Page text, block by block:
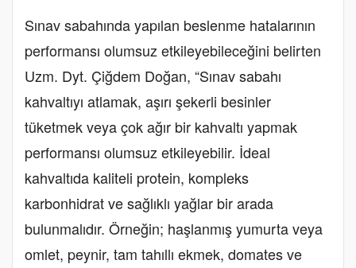
Sınav sabahında yapılan beslenme hatalarının
performansı olumsuz etkileyebileceğini belirten
Uzm. Dyt. Çiğdem Doğan, “Sınav sabahı
kahvaltıyı atlamak, aşırı şekerli besinler
tüketmek veya çok ağır bir kahvaltı yapmak
performansı olumsuz etkileyebilir. İdeal
kahvaltıda kaliteli protein, kompleks
karbonhidrat ve sağlıklı yağlar bir arada
bulunmalıdır. Örneğin; haşlanmış yumurta veya
omlet, peynir, tam tahıllı ekmek, domates ve